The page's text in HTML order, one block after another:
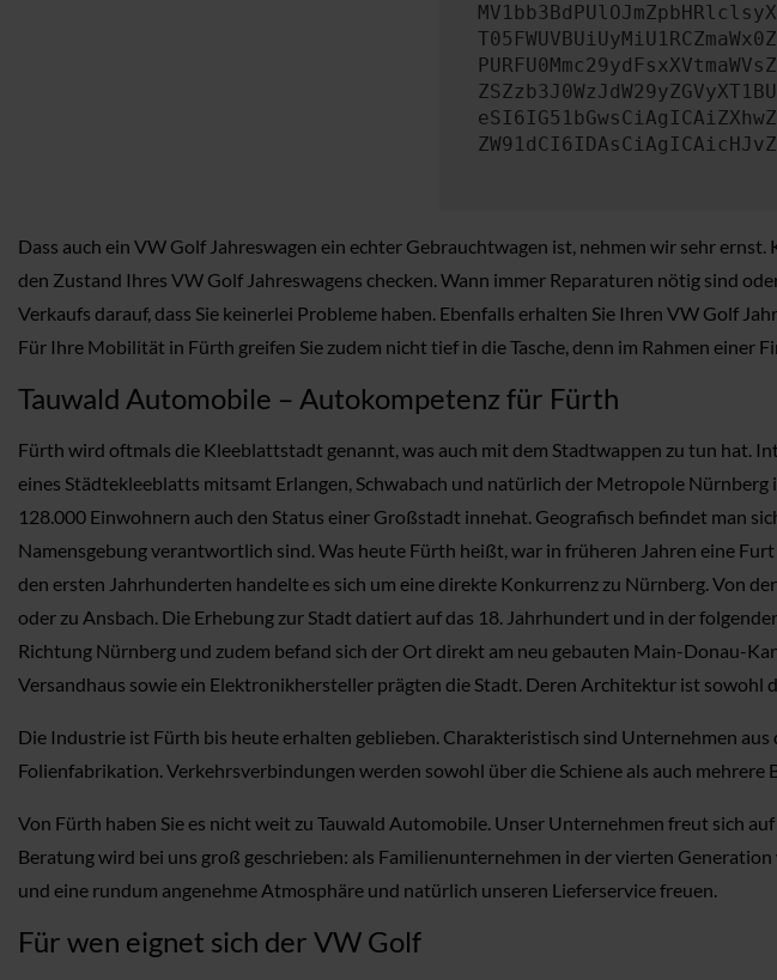
Dass auch ein VW Golf Jahreswagen ein echter Gebrauchtwagen ist, nehmen wir sehr
den Zustand Ihres VW Golf Jahreswagens checken. Wann immer Reparaturen nötig sind
Verkaufs darauf, dass Sie keinerlei Probleme haben. Ebenfalls erhalten Sie Ihren VW Golf
Für Ihre Mobilität in Fürth greifen Sie zudem nicht tief in die Tasche, denn im Rahmen einer
Tauwald Automobile – Autokompetenz für Fürth
Fürth wird oftmals die Kleeblattstadt genannt, was auch mit dem Stadtwappen zu tun hat.
eines Städtekleeblatts mitsamt Erlangen, Schwabach und natürlich der Metropole
128.000 Einwohnern auch den Status einer Großstadt innehat. Geografisch befindet man
Namensgebung verantwortlich sind. Was heute Fürth heißt, war in früheren Jahren eine
den ersten Jahrhunderten handelte es sich um eine direkte Konkurrenz zu Nürnberg. Von
oder zu Ansbach. Die Erhebung zur Stadt datiert auf das 18. Jahrhundert und in der
Richtung Nürnberg und zudem befand sich der Ort direkt am neu gebauten Main-Donau-
Versandhaus sowie ein Elektronikhersteller prägten die Stadt. Deren Architektur ist sowohl
Die Industrie ist Fürth bis heute erhalten geblieben. Charakteristisch sind Unternehmen
Folienfabrikation. Verkehrsverbindungen werden sowohl über die Schiene als auch
Von Fürth haben Sie es nicht weit zu Tauwald Automobile. Unser Unternehmen freut sich
Beratung wird bei uns groß geschrieben: als Familienunternehmen in der vierten
und eine rundum angenehme Atmosphäre und natürlich unseren Lieferservice freuen.
Für wen eignet sich der VW Golf